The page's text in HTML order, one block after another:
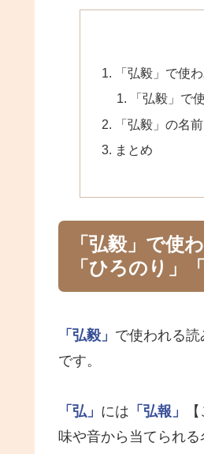
「弘毅」で使
「弘毅」で
「弘毅」の名
まとめ
「弘毅」で使
「ひろのり」
「弘毅」 で使われる読
です。
「弘」 には 「弘報」
味や音から当てられ